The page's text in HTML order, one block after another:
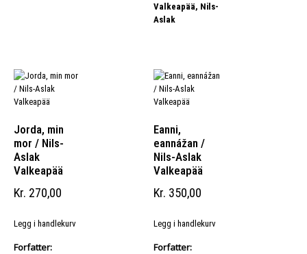
Valkeapää, Nils-
Aslak
Jorda, min
mor / Nils-
Aslak
Valkeapää
Kr 270,00
Legg i handlekurv
Forfatter:
Eanni,
eannážan /
Nils-Aslak
Valkeapää
Kr 350,00
Legg i handlekurv
Forfatter: